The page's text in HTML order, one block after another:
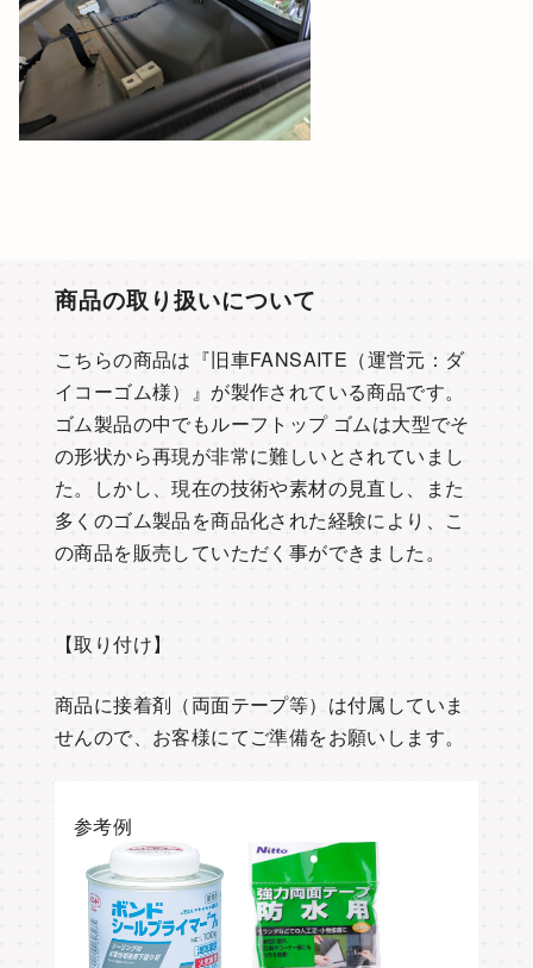
商品の取り扱いについて
こちらの商品は『旧車FANSAITE（運営元：ダ
イコーゴム様）』が製作されている商品です。
ゴム製品の中でもルーフトップ ゴムは大型でそ
の形状から再現が非常に難しいとされていまし
た。しかし、現在の技術や素材の見直し、また
多くのゴム製品を商品化された経験により、こ
の商品を販売していただく事ができました。
【取り付け】
商品に接着剤（両面テープ等）は付属していま
せんので、お客様にてご準備をお願いします。
参考例